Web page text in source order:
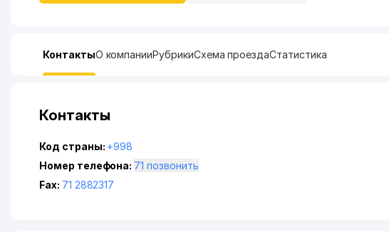
КонтактыО компанииРубрикиСхема проездаСтатистика
Контакты
Код страны: +998
Номер телефона:
71 позвонить
Fax: 71 2882317